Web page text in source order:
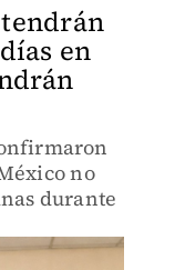
tendrán
en
no
durante